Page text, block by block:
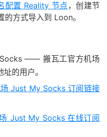
配置 Reality 节点 ，创建节
方式导入到 Loon。
—— 搬瓦工官方机场
的用户。
Just My Socks 订阅链接
Just My Socks 在线订阅